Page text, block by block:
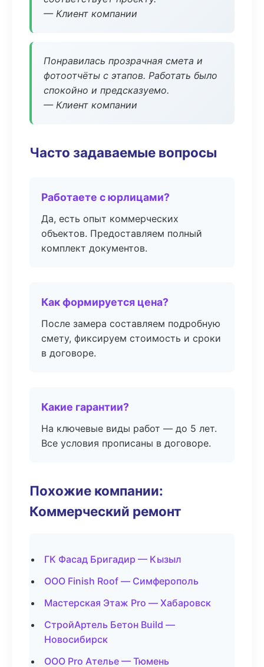
— Клиент компании
Понравилась прозрачная смета и
фотоотчёты с этапов. Работать было
спокойно и предсказуемо.
— Клиент компании
Часто задаваемые вопросы
Работаете с юрлицами?
Да, есть опыт коммерческих
объектов. Предоставляем полный
комплект документов.
Как формируется цена?
После замера составляем подробную
смету, фиксируем стоимость и сроки
в договоре.
Какие гарантии?
На ключевые виды работ — до 5 лет.
Все условия прописаны в договоре.
Похожие компании:
Коммерческий ремонт
ГК Фасад Бригадир — Кызыл
ООО Finish Roof — Симферополь
Мастерская Этаж Pro — Хабаровск
СтройАртель Бетон Build —
Новосибирск
ООО Pro Ателье — Тюмень